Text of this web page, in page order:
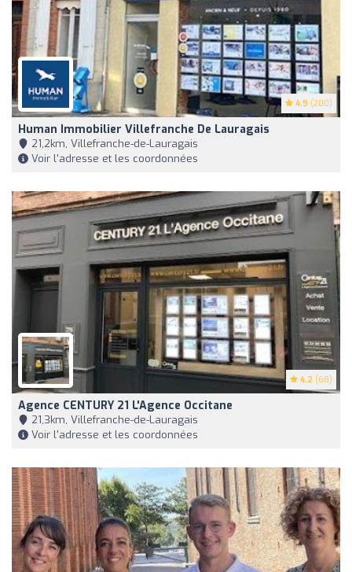
4.9 (200)
Human Immobilier Villefranche De Lauragais
21,2km, Villefranche-de-Lauragais
Voir l'adresse et les coordonnées
4.2 (68)
Agence CENTURY 21 L'Agence Occitane
21,3km, Villefranche-de-Lauragais
Voir l'adresse et les coordonnées